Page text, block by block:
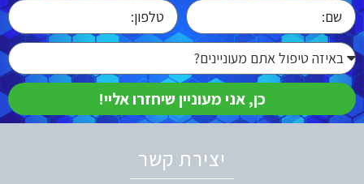
כן, אני מעוניין שיחזרו אליי!
יצירת קשר